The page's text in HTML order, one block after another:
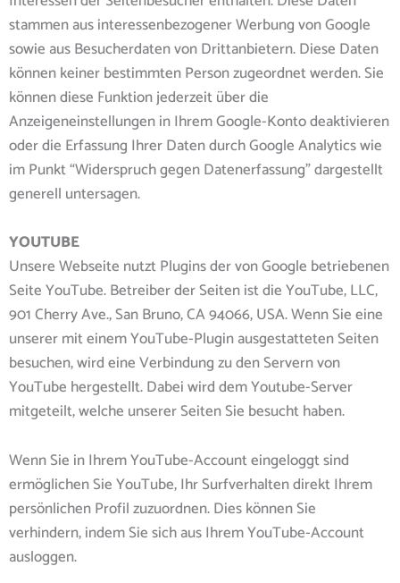
stammen aus interessenbezogener Werbung von Google
sowie aus Besucherdaten von Drittanbietern. Diese Daten
können keiner bestimmten Person zugeordnet werden. Sie
können diese Funktion jederzeit über die
Anzeigeneinstellungen in Ihrem Google-Konto deaktivieren
oder die Erfassung Ihrer Daten durch Google Analytics wie
im Punkt “Widerspruch gegen Datenerfassung” dargestellt
generell untersagen.
YOUTUBE
Unsere Webseite nutzt Plugins der von Google betriebenen
Seite YouTube. Betreiber der Seiten ist die YouTube, LLC,
901 Cherry Ave., San Bruno, CA 94066, USA. Wenn Sie eine
unserer mit einem YouTube-Plugin ausgestatteten Seiten
besuchen, wird eine Verbindung zu den Servern von
YouTube hergestellt. Dabei wird dem Youtube-Server
mitgeteilt, welche unserer Seiten Sie besucht haben.
Wenn Sie in Ihrem YouTube-Account eingeloggt sind
ermöglichen Sie YouTube, Ihr Surfverhalten direkt Ihrem
persönlichen Profil zuzuordnen. Dies können Sie
verhindern, indem Sie sich aus Ihrem YouTube-Account
ausloggen.